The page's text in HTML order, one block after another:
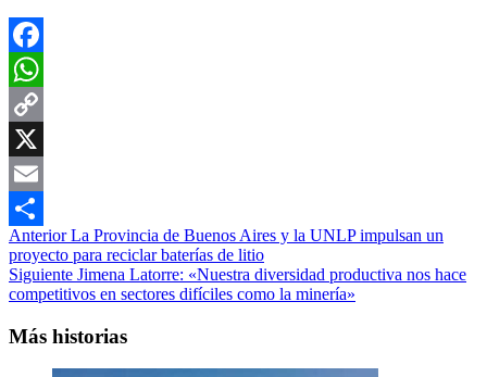
Facebook
WhatsApp
Copy
Link
X
Email
Compartir
Navegación
de
entradas
AnteriorLa Provincia de Buenos Aires y la UNLP impulsan un
proyecto para reciclar baterías de litio
Siguiente Jimena Latorre: «Nuestra diversidad productiva nos hace
competitivos en sectores difíciles como la minería»
Más historias